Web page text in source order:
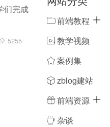
们完成
5255
前端教程
教学视频
案例集
zblog建站
前端资源
杂谈